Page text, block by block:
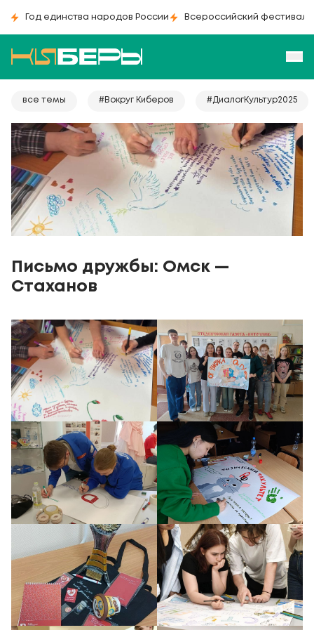
Год единства народов России Всероссийский фестиваль
все темы #Вокруг Киберов #ДиалогКультур2025
Письмо дружбы: Омск —
Стаханов